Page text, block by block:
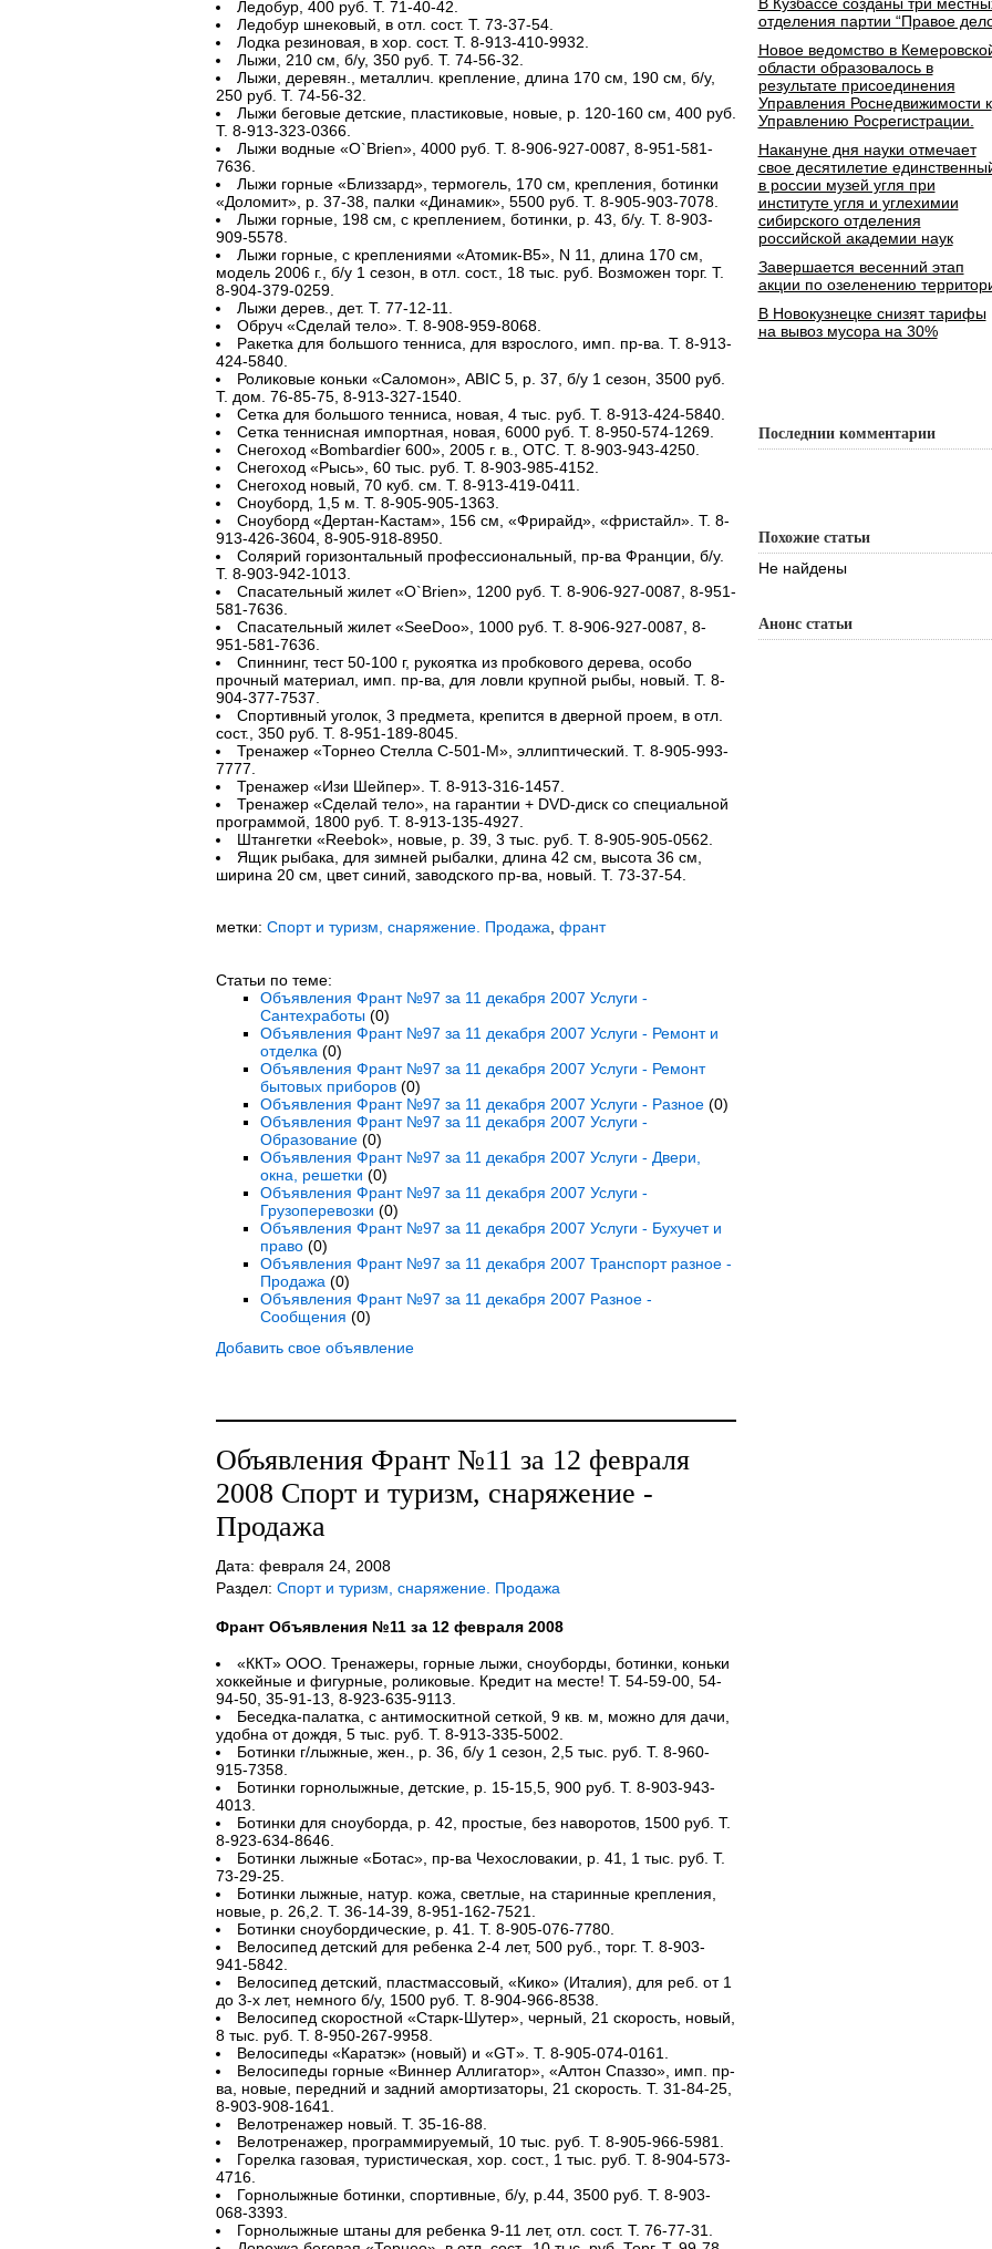
Ледобур, 400 руб. Т. 71-40-42.
Ледобур шнековый, в отл. сост. Т. 73-37-54.
Лодка резиновая, в хор. сост. Т. 8-913-410-9932.
Лыжи, 210 см, б/у, 350 руб. Т. 74-56-32.
Лыжи, деревян., металлич. крепление, длина 170 см, 190 см, б/у,
250 руб. Т. 74-56-32.
Лыжи беговые детские, пластиковые, новые, р. 120-160 см, 400 руб.
Т. 8-913-323-0366.
Лыжи водные «O`Brien», 4000 руб. Т. 8-906-927-0087, 8-951-581-
7636.
Лыжи горные «Близзард», термогель, 170 см, крепления, ботинки
«Доломит», р. 37-38, палки «Динамик», 5500 руб. Т. 8-905-903-7078.
Лыжи горные, 198 см, с креплением, ботинки, р. 43, б/у. Т. 8-903-
909-5578.
Лыжи горные, с креплениями «Атомик-B5», N 11, длина 170 см,
модель 2006 г., б/у 1 сезон, в отл. сост., 18 тыс. руб. Возможен торг. Т.
8-904-379-0259.
Лыжи дерев., дет. Т. 77-12-11.
Обруч «Сделай тело». Т. 8-908-959-8068.
Ракетка для большого тенниса, для взрослого, имп. пр-ва. Т. 8-913-
424-5840.
Роликовые коньки «Саломон», ABIC 5, р. 37, б/у 1 сезон, 3500 руб.
Т. дом. 76-85-75, 8-913-327-1540.
Сетка для большого тенниса, новая, 4 тыс. руб. Т. 8-913-424-5840.
Сетка теннисная импортная, новая, 6000 руб. Т. 8-950-574-1269.
Снегоход «Bombardier 600», 2005 г. в., ОТС. Т. 8-903-943-4250.
Снегоход «Рысь», 60 тыс. руб. Т. 8-903-985-4152.
Снегоход новый, 70 куб. см. Т. 8-913-419-0411.
Сноуборд, 1,5 м. Т. 8-905-905-1363.
Сноуборд «Дертан-Кастам», 156 см, «Фрирайд», «фристайл». Т. 8-
913-426-3604, 8-905-918-8950.
Солярий горизонтальный профессиональный, пр-ва Франции, б/у.
Т. 8-903-942-1013.
Спасательный жилет «O`Brien», 1200 руб. Т. 8-906-927-0087, 8-951-
581-7636.
Спасательный жилет «SeeDoо», 1000 руб. Т. 8-906-927-0087, 8-
951-581-7636.
Спиннинг, тест 50-100 г, рукоятка из пробкового дерева, особо
прочный материал, имп. пр-ва, для ловли крупной рыбы, новый. Т. 8-
904-377-7537.
Спортивный уголок, 3 предмета, крепится в дверной проем, в отл.
сост., 350 руб. Т. 8-951-189-8045.
Тренажер «Торнео Стелла С-501-М», эллиптический. Т. 8-905-993-
7777.
Тренажер «Изи Шейпер». Т. 8-913-316-1457.
Тренажер «Сделай тело», на гарантии + DVD-диск со специальной
программой, 1800 руб. Т. 8-913-135-4927.
Штангетки «Reebok», новые, р. 39, 3 тыс. руб. Т. 8-905-905-0562.
Ящик рыбака, для зимней рыбалки, длина 42 см, высота 36 см,
ширина 20 см, цвет синий, заводского пр-ва, новый. Т. 73-37-54.
метки: Спорт и туризм, снаряжение. Продажа франт
Статьи по теме:
Объявления Франт №97 за 11 декабря 2007 Услуги -
Сантехработы(0)
Объявления Франт №97 за 11 декабря 2007 Услуги - Ремонт и
отделка (0)
Объявления Франт №97 за 11 декабря 2007 Услуги - Ремонт
бытовых приборов(0)
Объявления Франт №97 за 11 декабря 2007 Услуги - Разное(0)
Объявления Франт №97 за 11 декабря 2007 Услуги -
Образование(0)
Объявления Франт №97 за 11 декабря 2007 Услуги - Двери,
окна, решетки (0)
Объявления Франт №97 за 11 декабря 2007 Услуги -
Грузоперевозки (0)
Объявления Франт №97 за 11 декабря 2007 Услуги - Бухучет и
право(0)
Объявления Франт №97 за 11 декабря 2007 Транспорт разное -
Продажа (0)
Объявления Франт №97 за 11 декабря 2007 Разное -
Сообщения (0)
Добавить свое объявление
Объявления Франт №11 за 12 февраля
2008 Спорт и туризм, снаряжение -
Продажа
Дата: февраля 24, 2008
Раздел: Спорт и туризм, снаряжение. Продажа
Франт Объявления №11 за 12 февраля 2008
«ККТ» ООО. Тренажеры, горные лыжи, сноуборды, ботинки, коньки
хоккейные и фигурные, роликовые. Кредит на месте! Т. 54-59-00, 54-
94-50, 35-91-13, 8-923-635-9113.
Беседка-палатка, с антимоскитной сеткой, 9 кв. м, можно для дачи,
удобна от дождя, 5 тыс. руб. Т. 8-913-335-5002.
Ботинки г/лыжные, жен., р. 36, б/у 1 сезон, 2,5 тыс. руб. Т. 8-960-
915-7358.
Ботинки горнолыжные, детские, р. 15-15,5, 900 руб. Т. 8-903-943-
4013.
Ботинки для сноуборда, р. 42, простые, без наворотов, 1500 руб. Т.
8-923-634-8646.
Ботинки лыжные «Ботас», пр-ва Чехословакии, р. 41, 1 тыс. руб. Т.
73-29-25.
Ботинки лыжные, натур. кожа, светлые, на старинные крепления,
новые, р. 26,2. Т. 36-14-39, 8-951-162-7521.
Ботинки сноубордические, р. 41. Т. 8-905-076-7780.
Велосипед детский для ребенка 2-4 лет, 500 руб., торг. Т. 8-903-
941-5842.
Велосипед детский, пластмассовый, «Кико» (Италия), для реб. от 1
до 3-х лет, немного б/у, 1500 руб. Т. 8-904-966-8538.
Велосипед скоростной «Старк-Шутер», черный, 21 скорость, новый,
8 тыс. руб. Т. 8-950-267-9958.
Велосипеды «Каратэк» (новый) и «GT». Т. 8-905-074-0161.
Велосипеды горные «Виннер Аллигатор», «Алтон Спаззо», имп. пр-
ва, новые, передний и задний амортизаторы, 21 скорость. Т. 31-84-25,
8-903-908-1641.
Велотренажер новый. Т. 35-16-88.
Велотренажер, программируемый, 10 тыс. руб. Т. 8-905-966-5981.
Горелка газовая, туристическая, хор. сост., 1 тыс. руб. Т. 8-904-573-
4716.
Горнолыжные ботинки, спортивные, б/у, р.44, 3500 руб. Т. 8-903-
068-3393.
Горнолыжные штаны для ребенка 9-11 лет, отл. сост. Т. 76-77-31.
отделения партии “Правое
Новое ведомство в
области образовалось в
результате присоединения
Управления Роснедвижимости к
Управлению Росрегистрации.
Накануне дня науки отмечает
свое десятилетие
в россии музей угля при
институте угля и углехимии
сибирского отделения
российской академии наук
Завершается весенний этап
акции по озеленению
В Новокузнецке снизят тарифы
на вывоз мусора на 30%
Последнии комментарии
Похожие статьи
Не найдены
Анонс статьи